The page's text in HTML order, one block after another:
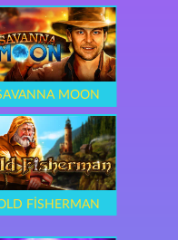
MOON
FISHERMAN